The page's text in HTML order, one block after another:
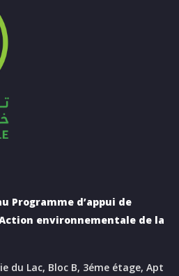
Programme d’appui de
environnementale de la
du Lac, Bloc B, 3éme étage, Apt